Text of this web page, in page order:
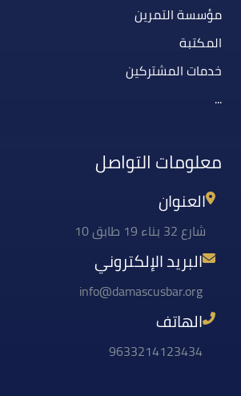
مؤسسة التمرين
المكتبة
خدمات المشتركين
...
معلومات التواصل
العنوان
شارع 32 بناء 19 طابق 10
البريد الإلكتروني
info@damascusbar.org
الهاتف
9633214123434